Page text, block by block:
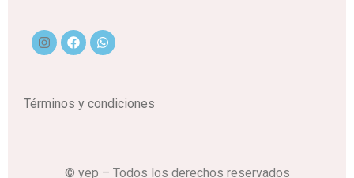
Términos y condiciones
© yep – Todos los derechos reservados